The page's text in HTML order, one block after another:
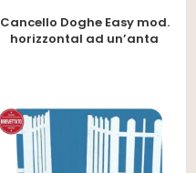
Cancello Doghe Easy mod.
horizzontal ad un’anta